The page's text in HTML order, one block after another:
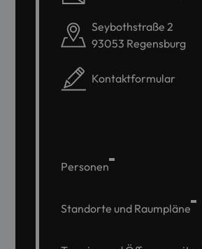
Seybothstraße 2
93053 Regensburg
Kontaktformular
Personen
Standorte und Raumpläne